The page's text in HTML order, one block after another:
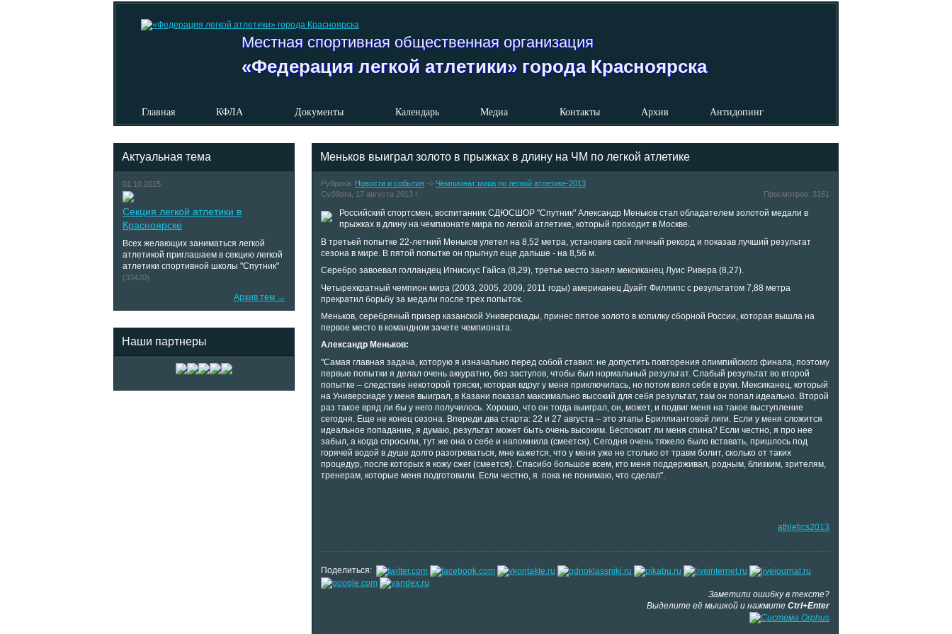
Местная спортивная общественная организация
«Федерация легкой атлетики» города Красноярска
Главная КФЛА Документы Календарь Медиа Контакты Архив Антидопинг
Актуальная тема
01.10.2015
Секция легкой атлетики в
Красноярске
Всех желающих заниматься легкой
атлетикой приглашаем в секцию легкой
атлетики спортивной школы "Спутник"
(33420)
Архив тем →
Наши партнеры
Меньков выиграл золото в прыжках в длину на ЧМ по легкой атлетике
Рубрика: Новости и события -> Чемпионат мира по легкой атлетике-2013
Суббота, 17 августа 2013 г.
Просмотров: 3161
Российский спортсмен, воспитанник СДЮСШОР "Спутник" Александр Меньков стал обладателем золотой медали в
прыжках в длину на чемпионате мира по легкой атлетике, который проходит в Москве.
В третьей попытке 22-летний Меньков улетел на 8,52 метра, установив свой личный рекорд и показав лучший результат
сезона в мире. В пятой попытке он прыгнул еще дальше - на 8,56 м.
Серебро завоевал голландец Игнисиус Гайса (8,29), третье место занял мексиканец Луис Ривера (8,27).
Четырехкратный чемпион мира (2003, 2005, 2009, 2011 годы) американец Дуайт Филлипс с результатом 7,88 метра
прекратил борьбу за медали после трех попыток.
Меньков, серебряный призер казанской Универсиады, принес пятое золото в копилку сборной России, которая вышла на
первое место в командном зачете чемпионата.
Александр Меньков:
"Самая главная задача, которую я изначально перед собой ставил: не допустить повторения олимпийского финала, поэтому
первые попытки я делал очень аккуратно, без заступов, чтобы был нормальный результат. Слабый результат во второй
попытке – следствие некоторой тряски, которая вдруг у меня приключилась, но потом взял себя в руки. Мексиканец, который
на Универсиаде у меня выиграл, в Казани показал максимально высокий для себя результат, там он попал идеально. Второй
раз такое вряд ли бы у него получилось. Хорошо, что он тогда выиграл, он, может, и подвиг меня на такое выступление
сегодня. Еще не конец сезона. Впереди два старта: 22 и 27 августа – это этапы Бриллиантовой лиги. Если у меня сложится
идеальное попадание, я думаю, результат может быть очень высоким. Беспокоит ли меня спина? Если честно, я про нее
забыл, а когда спросили, тут же она о себе и напомнила (смеется). Сегодня очень тяжело было вставать, пришлось под
горячей водой в душе долго разогреваться, мне кажется, что у меня уже не столько от травм болит, сколько от таких
процедур, после которых я кожу сжег (смеется). Спасибо большое всем, кто меня поддерживал, родным, близким, зрителям,
тренерам, которые меня подготовили. Если честно, я пока не понимаю, что сделал".
athletics2013
Поделиться:
Заметили ошибку в тексте?
Выделите её мышкой и нажмите Ctrl+Enter